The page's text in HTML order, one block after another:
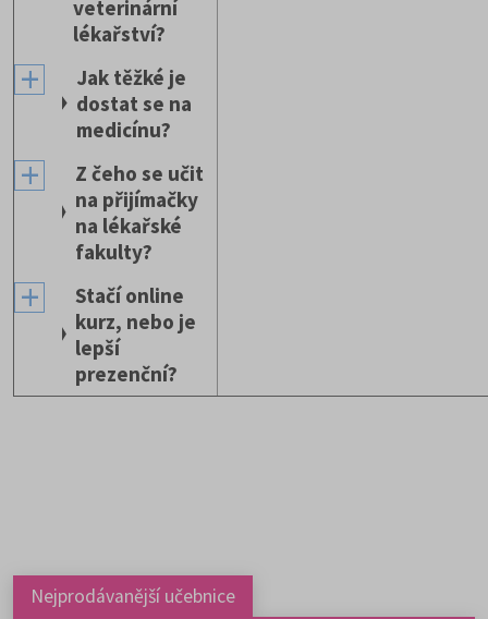
veterinární
lékařství?
Jak těžké je
dostat se na
medicínu?
Z čeho se učit
na přijímačky
na lékařské
fakulty?
Stačí online
kurz, nebo je
lepší
prezenční?
Nejprodávanější učebnice